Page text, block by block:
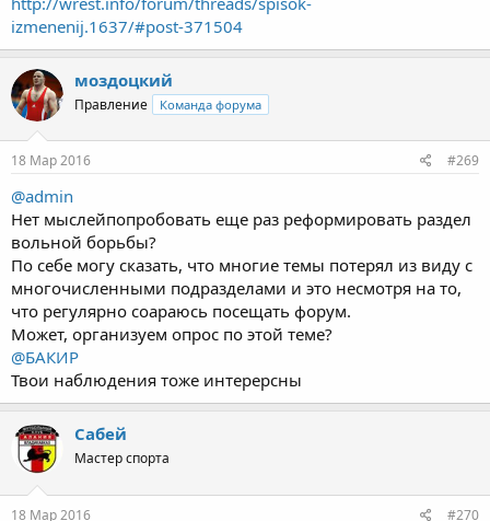
izmenenij.1637/#post-371504
моздоцкий
Правление Команда форума
18 Мар 2016 #269
@admin
Нет мыслейпопробовать еще раз реформировать раздел
вольной борьбы?
По себе могу сказать, что многие темы потерял из виду с
многочисленными подразделами и это несмотря на то,
что регулярно соараюсь посещать форум.
Может, организуем опрос по этой теме?
@БАКИР
Твои наблюдения тоже интерерсны
Сабей
Мастер спорта
18 Мар 2016 #270